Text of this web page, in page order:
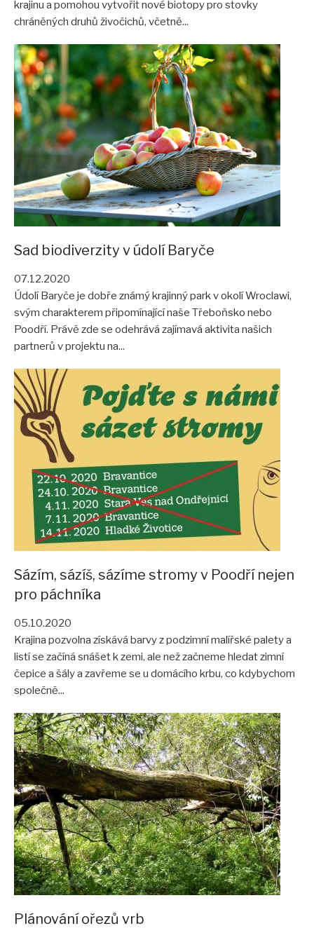
krajinu a pomohou vytvořit nové biotopy pro stovky
chráněných druhů živočichů, včetně...
Sad biodiverzity v údolí Baryče
07.12.2020
Údolí Baryče je dobře známý krajinný park v okolí Wroclawi,
svým charakterem připomínající naše Třeboňsko nebo
Poodří. Právě zde se odehrává zajímavá aktivita našich
partnerů v projektu na...
Sázím, sázíš, sázíme stromy v Poodří nejen
pro páchníka
05.10.2020
Krajina pozvolna získává barvy z podzimní malířské palety a
listí se začíná snášet k zemi, ale než začneme hledat zimní
čepice a šály a zavřeme se u domácího krbu, co kdybychom
společně...
Plánování ořezů vrb